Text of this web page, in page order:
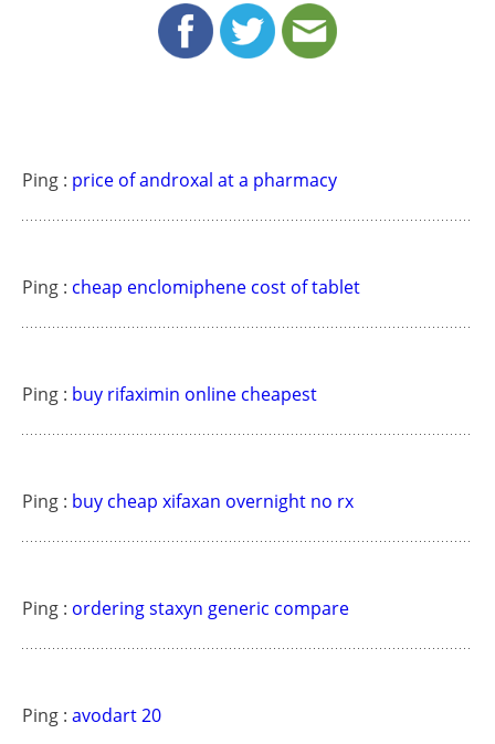
Ping : price of androxal at a pharmacy
Ping : cheap enclomiphene cost of tablet
Ping : buy rifaximin online cheapest
Ping : buy cheap xifaxan overnight no rx
Ping : ordering staxyn generic compare
Ping : avodart 20